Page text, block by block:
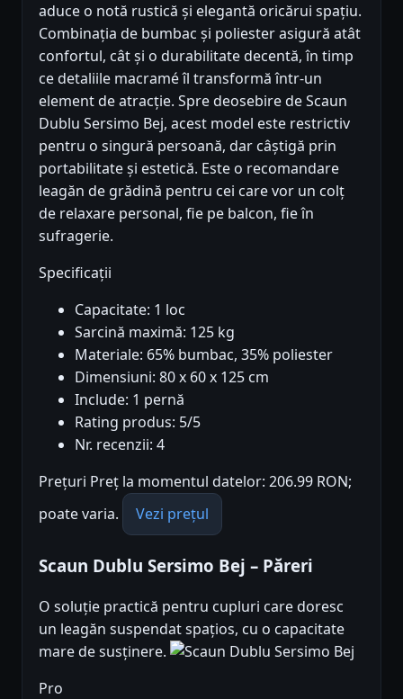
aduce o notă rustică și elegantă oricărui spațiu.
Combinația de bumbac și poliester asigură atât
confortul, cât și o durabilitate decentă, în timp
ce detaliile macramé îl transformă într-un
element de atracție. Spre deosebire de Scaun
Dublu Sersimo Bej, acest model este restrictiv
pentru o singură persoană, dar câștigă prin
portabilitate și estetică. Este o recomandare
leagăn de grădină pentru cei care vor un colț
de relaxare personal, fie pe balcon, fie în
sufragerie.
Specificații
Capacitate: 1 loc
Sarcină maximă: 125 kg
Materiale: 65% bumbac, 35% poliester
Dimensiuni: 80 x 60 x 125 cm
Include: 1 pernă
Rating produs: 5/5
Nr. recenzii: 4
Prețuri Preț la momentul datelor: 206.99 RON;
poate varia.
Vezi prețul
Scaun Dublu Sersimo Bej – Păreri
O soluție practică pentru cupluri care doresc
un leagăn suspendat spațios, cu o capacitate
mare de susținere.
Pro